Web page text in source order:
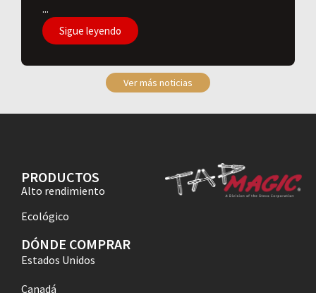
...
Sigue leyendo
Ver más noticias
PRODUCTOS
Alto rendimiento
Ecológico
DÓNDE COMPRAR
Estados Unidos
Canadá